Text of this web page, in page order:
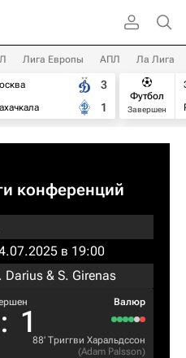
Лига Европы АПЛ Ла Лига
3
1
Футбол
Завершен
конференций
в 19:00
Darius & S. Girenas
: 1
Валюр
88‎’‎ Триггви Харальдссон
(Adam Palsson)